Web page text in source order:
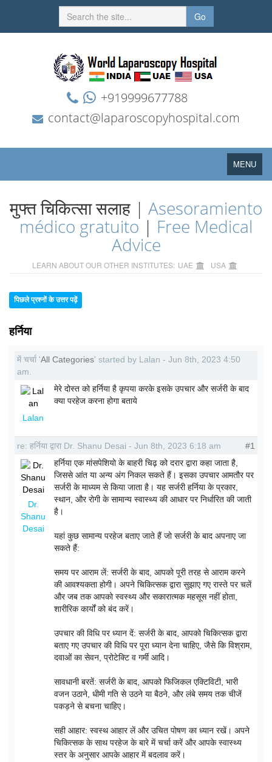
Go
+919999677788
contact@laparoscopyhospital.com
Toggle
navigation
MENU
मुफ्त चिकित्सा सलाह | Asesoramiento
médico gratuito| Free Medical
Advice
LEARN ABOUT OUR OTHER INSTITUTES: UAE USA
पिछले प्रश्नों के उत्तर पढ़ें
हर्निया
में चर्चा 'All Categories' started by Lalan - Jun 8th, 2023 4:50
am.
Lalan
मेरे दोस्त को हर्निया है कृपया करके इसके उपचार और सर्जरी के बाद
क्या परहेज करना होगा बताये
re: हर्निया द्वारा Dr. Shanu Desai - Jun 8th, 2023 6:18 am #1
Dr.
Shanu
Desai
हर्निया एक मांसपेशियो के बाहरी चिढ़ को दरार द्वारा कहा जाता है,
जिससे आंत या अन्य अंग निकल सकते हैं। इसका उपचार आमतौर पर
सर्जरी के माध्यम से किया जाता है। यह सर्जरी हर्निया के प्रकार,
स्थान, और रोगी के सामान्य स्वास्थ्य की आधार पर निर्धारित की जाती
है।
यहां कुछ सामान्य परहेज बताए जाते हैं जो सर्जरी के बाद अपनाए जा
सकते हैं:
समय पर आराम लें: सर्जरी के बाद, आपको पूरी तरह से आराम करने
की आवश्यकता होगी। अपने चिकित्सक द्वारा सुझाए गए रास्ते पर चलें
और जब तक आपको स्वस्थ्य और सकारात्मक महसूस नहीं होता,
शारीरिक कार्यों को बंद करें।
उपचार की विधि पर ध्यान दें: सर्जरी के बाद, आपको चिकित्सक द्वारा
बताए गए उपचार की विधि पर पूरा ध्यान देना चाहिए, जैसे कि विश्राम,
दवाओं का सेवन, प्रोटेक्टि व गर्मी आदि।
सावधानी बरतें: सर्जरी के बाद, आपको फिजिकल एक्टिविटी, भारी
वजन उठाने, धीमी गति से उठने या बैठने, और लंबे समय तक चीजें
पकड़ने से बचना चाहिए।
सही आहार: स्वस्थ आहार लें और उचित पोषण का ध्यान रखें। अपने
चिकित्सक के साथ परहेज के बारे में चर्चा करें और आपके स्वास्थ्य
स्तर के अनुसार आपके आहार में बदलाव करें।